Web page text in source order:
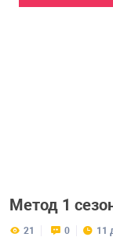
Метод 1
21 0 11